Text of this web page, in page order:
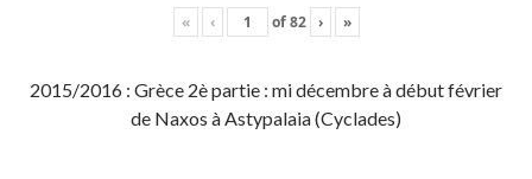
« ‹ of82 › »
2015/2016 : Grèce 2è partie : mi décembre à début février
de Naxos à Astypalaia (Cyclades)